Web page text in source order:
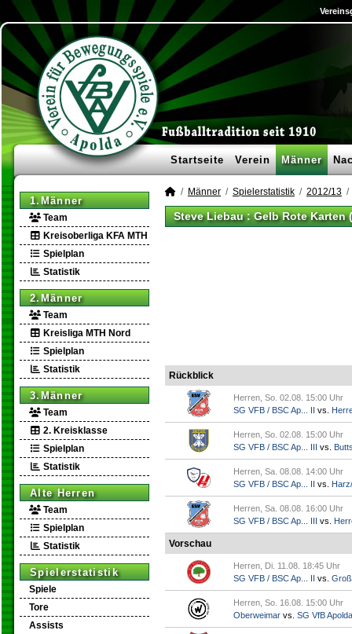
Startseite Verein Männer
1.Männer
Team
Kreisoberliga KFA MTH
Spielplan
Statistik
2.Männer
Team
Kreisliga MTH Nord
Spielplan
Statistik
3.Männer
Team
2. Kreisklasse
Spielplan
Statistik
Alte Herren
Team
Spielplan
Statistik
Spielerstatistik
Spiele
Tore
Assists
Männer Spielerstatistik 2012/13
Steve Liebau : Gelb Rote Karten
Rückblick
Herren, So. 02.08. 15:00 Uhr
SG VFB / BSC Ap... II vs.
Herren, So. 02.08. 15:00 Uhr
SG VFB / BSC Ap... III vs.
Herren, Sa. 08.08. 14:00 Uhr
SG VFB / BSC Ap... II vs.
Herren, Sa. 08.08. 16:00 Uhr
SG VFB / BSC Ap... III vs.
Vorschau
Herren, Di. 11.08. 18:45 Uhr
SG VFB / BSC Ap... II vs.
Herren, So. 16.08. 15:00 Uhr
Oberweimar vs. SG VfB Apolda